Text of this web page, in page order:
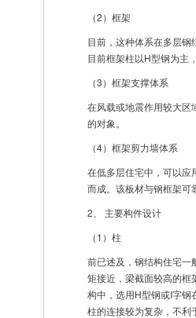
（2）框架
目前，这种体系在多层
目前框架柱以H型钢为主
（3）框架支撑体系
在风载或地震作用较大区
的对象。
（4）框架剪力墙体系
在低多层住宅中，可以应
而成。该板材与钢框架可
2、 主要构件设计
（1）柱
前已述及，钢结构住宅一
矩接近，梁截面较高的框
构中，选用H型钢或I字钢
柱的连接较为复杂，不利